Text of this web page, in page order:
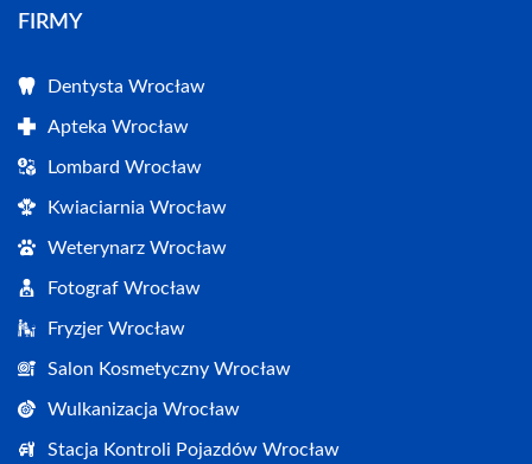
FIRMY
Dentysta Wrocław
Apteka Wrocław
Lombard Wrocław
Kwiaciarnia Wrocław
Weterynarz Wrocław
Fotograf Wrocław
Fryzjer Wrocław
Salon Kosmetyczny Wrocław
Wulkanizacja Wrocław
Stacja Kontroli Pojazdów Wrocław